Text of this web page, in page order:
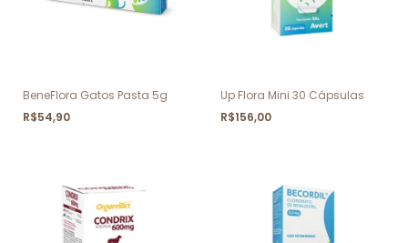
BeneFlora Gatos Pasta 5g
R$54,90
Up Flora Mini 30 Cápsulas
R$156,00